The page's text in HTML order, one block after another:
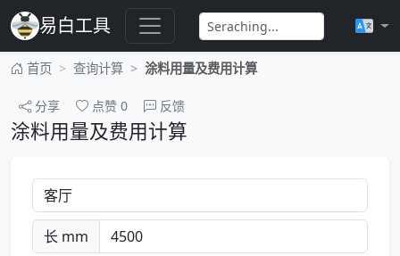
易白工具
首页 查询计算 涂料用量及费用计算
分享 点赞 0 反馈
涂料用量及费用计算
长 mm